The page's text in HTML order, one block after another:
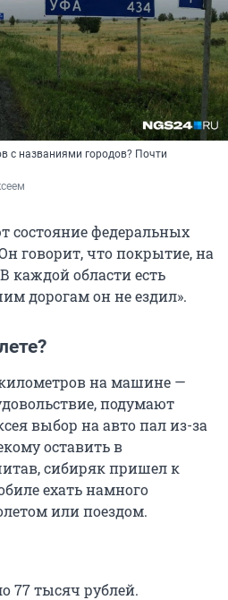
с названиями городов? Почти
состояние федеральных
говорит, что покрытие, на
каждой области есть
дорогам он не ездил».
на машине —
подумают
выбор на авто пал из-за
оставить в
сибиряк пришел к
ехать намного
или поездом.
77 тысяч рублей.